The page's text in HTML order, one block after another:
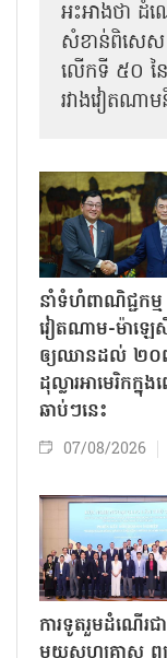
អះអាងថា ដំ
សំខាន់ពិសេស
លើកទី ៥០ នៃ
រវាងវៀតណា
នាំទំហំពាណិជ្ជកម្ម
វៀតណាម-ម៉ាឡេ
ឲ្យឈានដល់ ២០
ដុល្លារអាមេរិកក្នុ
ឆាប់ៗនេះ
07/08/2026
ការទូតរួមដំណើរជា